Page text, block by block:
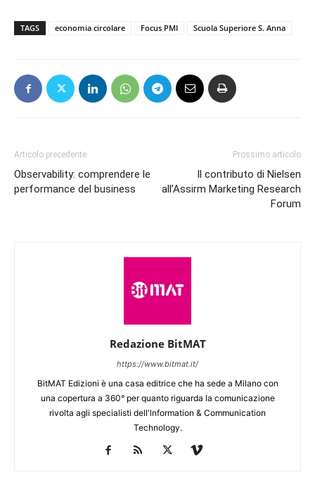
TAGS economia circolare Focus PMI Scuola Superiore S. Anna
Articolo precedente
Observability: comprendere le
performance del business
Prossimo articolo
Il contributo di Nielsen
all’Assirm Marketing Research
Forum
Redazione BitMAT
https://www.bitmat.it/
BitMAT Edizioni è una casa editrice che ha sede a Milano con
una copertura a 360° per quanto riguarda la comunicazione
rivolta agli specialisti dell'lnformation & Communication
Technology.